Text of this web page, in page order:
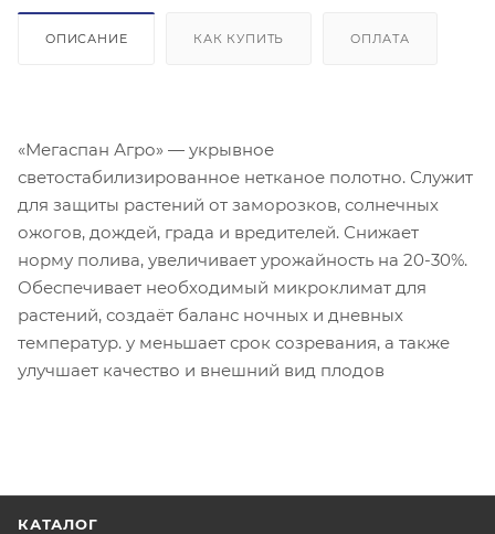
ОПИСАНИЕ КАК КУПИТЬ ОПЛАТА
«Мегаспан Агро» — укрывное
светостабилизированное нетканое полотно. Служит
для защиты растений от заморозков, солнечных
ожогов, дождей, града и вредителей. Снижает
норму полива, увеличивает урожайность на 20-30%.
Обеспечивает необходимый микроклимат для
растений, создаёт баланс ночных и дневных
температур. у меньшает срок созревания, а также
улучшает качество и внешний вид плодов
КАТАЛОГ